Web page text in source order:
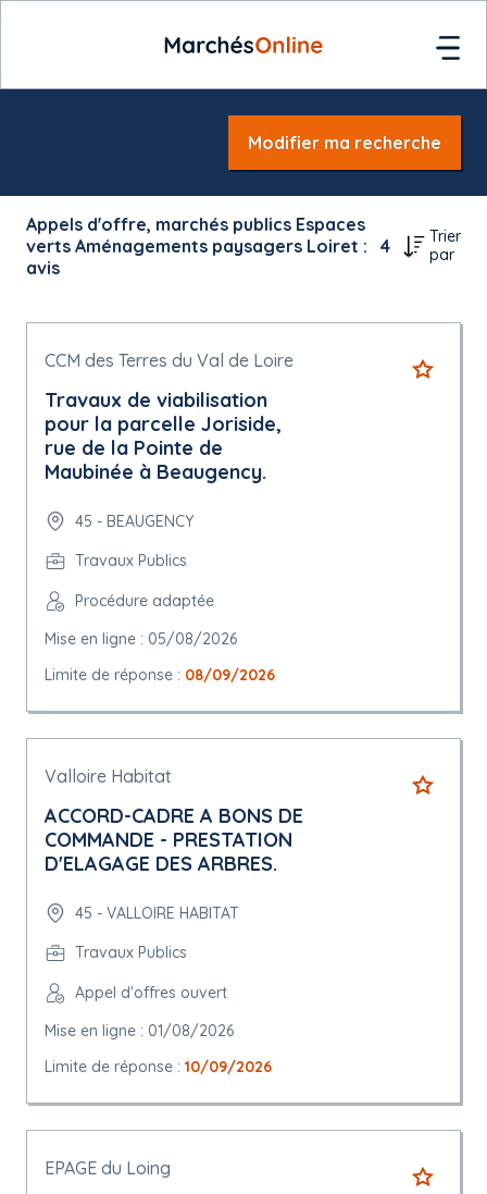
Modifier ma recherche
Appels d'offre, marchés publics Espaces
verts Aménagements paysagers Loiret :
4
avis
Trier
par
CCM des Terres du Val de Loire
Travaux de viabilisation
pour la parcelle Joriside,
rue de la Pointe de
Maubinée à Beaugency.
45 - BEAUGENCY
Travaux Publics
Procédure adaptée
Mise en ligne : 05/08/2026
Limite de réponse : 08/09/2026
Valloire Habitat
ACCORD-CADRE A BONS DE
COMMANDE - PRESTATION
D'ELAGAGE DES ARBRES.
45 - VALLOIRE HABITAT
Travaux Publics
Appel d'offres ouvert
Mise en ligne : 01/08/2026
Limite de réponse : 10/09/2026
EPAGE du Loing